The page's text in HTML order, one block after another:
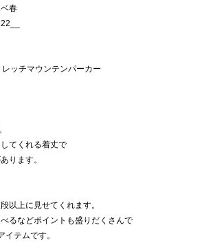
春
ッチマウンテンパーカー
てくれる着丈で
ります。
以上に見せてくれます。
るなどポイントも盛りだくさんで
イテムです。